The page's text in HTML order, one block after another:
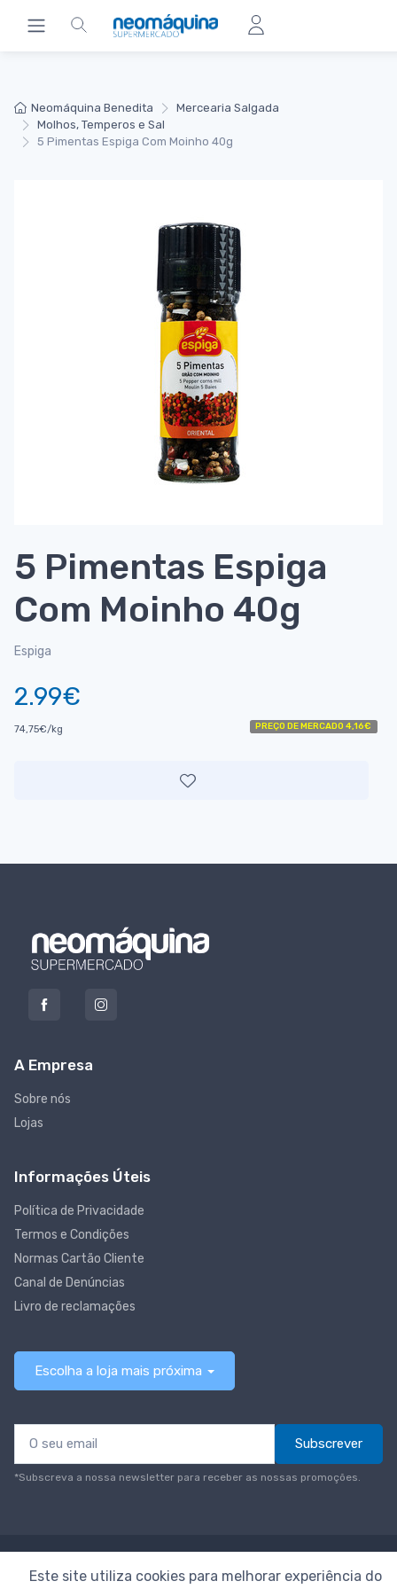
Neomáquina Benedita
Mercearia Salgada
Molhos, Temperos e Sal
5 Pimentas Espiga Com Moinho 40g
5 Pimentas Espiga
Com Moinho 40g
Espiga
2.99€
74,75€/kg PREÇO DE MERCADO 4,16€
A Empresa
Sobre nós
Lojas
Informações Úteis
Política de Privacidade
Termos e Condições
Normas Cartão Cliente
Canal de Denúncias
Livro de reclamações
Escolha a loja mais próxima
Subscrever
*Subscreva a nossa newsletter para receber as nossas promoções.
© Todos os direitos reservadosNeomáquina
Este site utiliza cookies para melhorar experiência do